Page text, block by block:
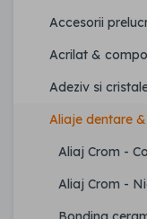
Accesorii
Acrilat &
Adeziv si
Aliaje dentare
Aliaj Crom -
Aliaj Crom -